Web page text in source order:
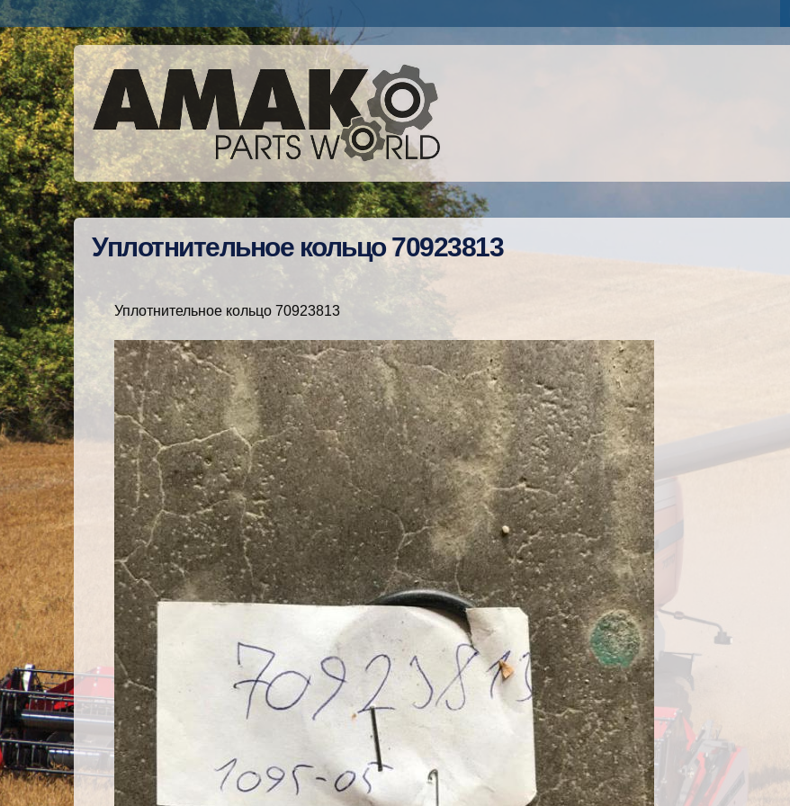
Уплотнительное кольцо 70923813
Уплотнительное кольцо 70923813